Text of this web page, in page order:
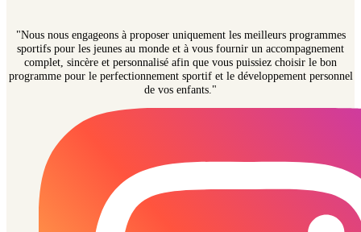
"Nous nous engageons à proposer uniquement les meilleurs programmes
sportifs pour les jeunes au monde et à vous fournir un accompagnement
complet, sincère et personnalisé afin que vous puissiez choisir le bon
programme pour le perfectionnement sportif et le développement personnel
de vos enfants."